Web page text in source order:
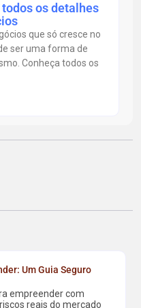
os detalhes
que só cresce no
ser uma forma de
Conheça todos os
Um Guia Seguro
empreender com
reais do mercado